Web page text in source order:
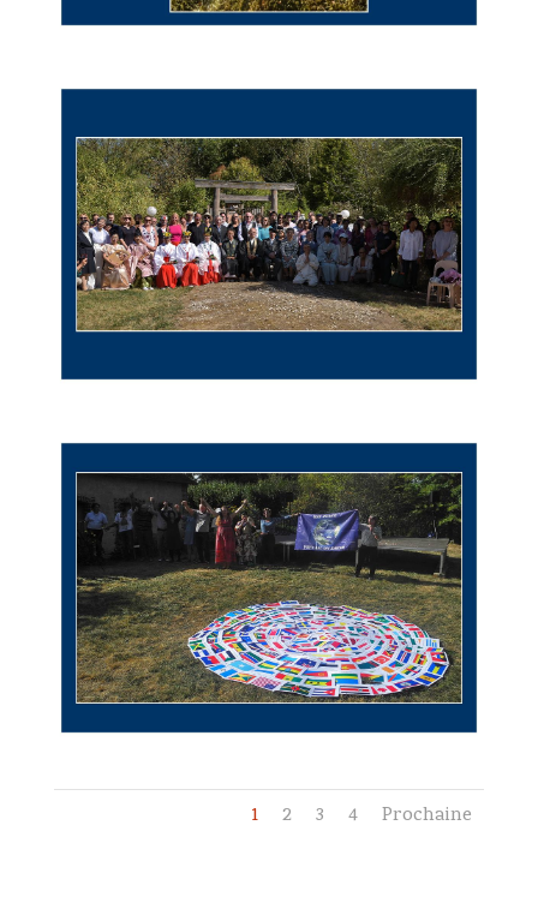
1 2 3 4 Prochaine